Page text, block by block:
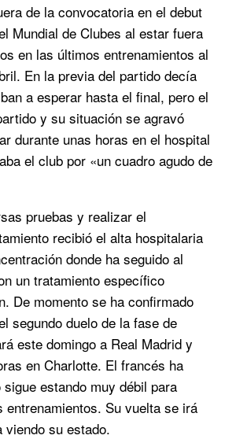
de la convocatoria en el debut
Mundial de Clubes al estar fuera
en las últimos entrenamientos al
En la previa del partido decía
a esperar hasta el final, pero el
y su situación se agravó
durante unas horas en el hospital
el club por «un cuadro agudo de
pruebas y realizar el
recibió el alta hospitalaria
donde ha seguido al
un tratamiento específico
De momento se ha confirmado
segundo duelo de la fase de
este domingo a Real Madrid y
en Charlotte. El francés ha
estando muy débil para
entrenamientos. Su vuelta se irá
su estado.